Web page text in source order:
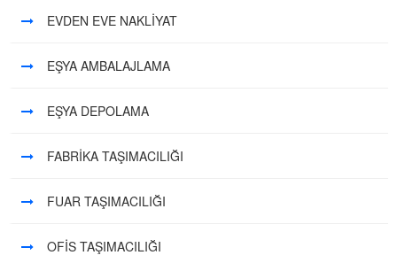
EVDEN EVE NAKLİYAT
EŞYA AMBALAJLAMA
EŞYA DEPOLAMA
FABRİKA TAŞIMACILIĞI
FUAR TAŞIMACILIĞI
OFİS TAŞIMACILIĞI